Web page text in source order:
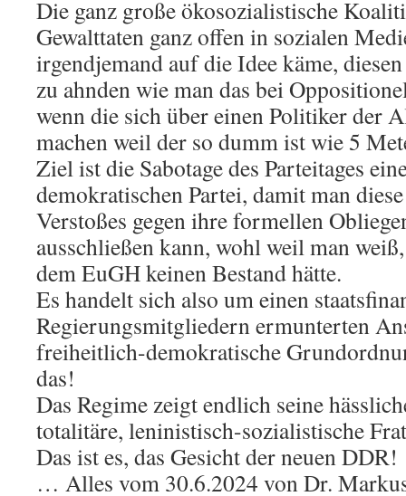
Die ganz große ökosozialistische
Gewalttaten ganz offen in sozialen
irgendjemand auf die Idee käme,
zu ahnden wie man das bei
wenn die sich über einen Politiker der
machen weil der so dumm ist wie 5
Ziel ist die Sabotage des Parteitages
demokratischen Partei, damit man
Verstoßes gegen ihre formellen
ausschließen kann, wohl weil man
dem EuGH keinen Bestand hätte.
Es handelt sich also um einen
Regierungsmitgliedern ermunterten
freiheitlich-demokratische
das!
Das Regime zeigt endlich seine
totalitäre, leninistisch-sozialistische
Das ist es, das Gesicht der neuen DDR!
… Alles vom 30.6.2024 von Dr.